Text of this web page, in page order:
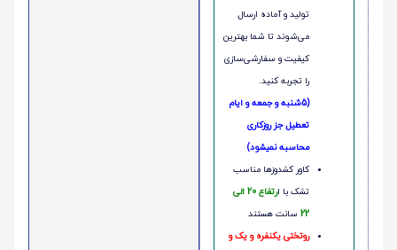
تولید و آماده ارسال
می‌شوند تا شما بهترین
کیفیت و سفارشی‌سازی
را تجربه کنید.
(5شنبه و جمعه و ایام
تعطیل جز روزکاری
محاسبه نمیشود)
کاور کشدوزها مناسب
تشک با ا
رتفاع 20 الی
22 سانت هستند
روتختی یکنفره و یک و